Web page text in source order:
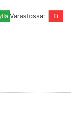
Varastossa: